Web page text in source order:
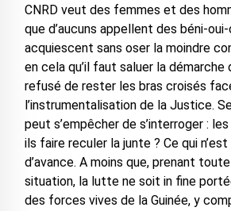
CNRD veut des femmes et des
que d’aucuns appellent des béni-oui-
acquiescent sans oser la moindre
en cela qu’il faut saluer la démarche
refusé de rester les bras croisés
l’instrumentalisation de la Justice.
peut s’empêcher de s’interroger :
ils faire reculer la junte ? Ce qui
d’avance. A moins que, prenant
situation, la lutte ne soit in fine
des forces vives de la Guinée, y